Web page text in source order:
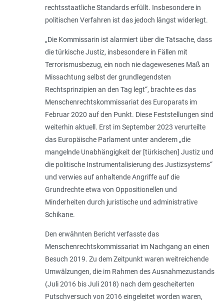
rechtsstaatliche Standards erfüllt. Insbesondere in
politischen Verfahren ist das jedoch längst widerlegt.
„Die Kommissarin ist alarmiert über die Tatsache, dass
die türkische Justiz, insbesondere in Fällen mit
Terrorismusbezug, ein noch nie dagewesenes Maß an
Missachtung selbst der grundlegendsten
Rechtsprinzipien an den Tag legt“, brachte es das
Menschenrechtskommissariat des Europarats im
Februar 2020 auf den Punkt. Diese Feststellungen sind
weiterhin aktuell. Erst im September 2023 verurteilte
das Europäische Parlament unter anderem „die
mangelnde Unabhängigkeit der [türkischen] Justiz und
die politische Instrumentalisierung des Justizsystems“
und verwies auf anhaltende Angriffe auf die
Grundrechte etwa von Oppositionellen und
Minderheiten durch juristische und administrative
Schikane.
Den erwähnten Bericht verfasste das
Menschenrechtskommissariat im Nachgang an einen
Besuch 2019. Zu dem Zeitpunkt waren weitreichende
Umwälzungen, die im Rahmen des Ausnahmezustands
(Juli 2016 bis Juli 2018) nach dem gescheiterten
Putschversuch von 2016 eingeleitet worden waren,